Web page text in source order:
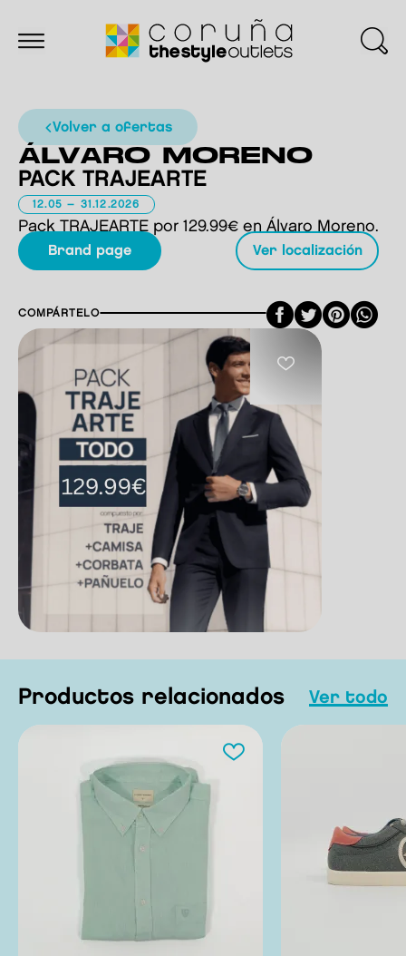
volver a ofertas
ÁLVARO MORENO
PACK TRAJEARTE
12.05 – 31.12.2026
Pack TRAJEARTE por 129.99€ en Álvaro Moreno.
brand page ver localización
COMPÁRTELO Facebook
Twitter
Productos relacionados Ver todo